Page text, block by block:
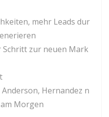
mehr Leads dur
Schritt zur neuen Mark
Hernandez n
Morgen